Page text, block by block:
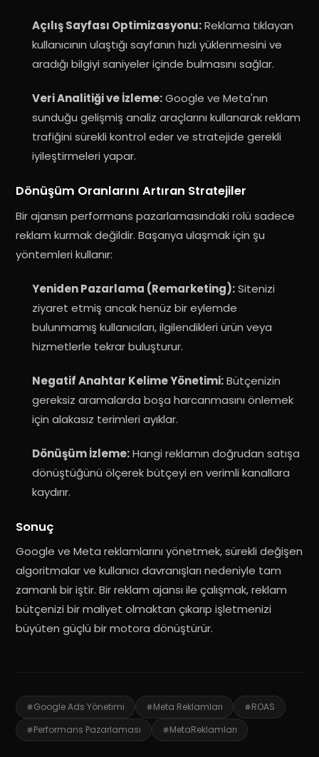
Açılış Sayfası Optimizasyonu:Reklama tıklayan
kullanıcının ulaştığı sayfanın hızlı yüklenmesini ve
aradığı bilgiyi saniyeler içinde bulmasını sağlar.
Veri Analitiği ve İzleme:Google ve Meta'nın
sunduğu gelişmiş analiz araçlarını kullanarak reklam
trafiğini sürekli kontrol eder ve stratejide gerekli
iyileştirmeleri yapar.
Dönüşüm Oranlarını Artıran Stratejiler
Bir ajansın performans pazarlamasındaki rolü sadece
reklam kurmak değildir. Başarıya ulaşmak için şu
yöntemleri kullanır:
Yeniden Pazarlama (Remarketing):Sitenizi
ziyaret etmiş ancak henüz bir eylemde
bulunmamış kullanıcıları, ilgilendikleri ürün veya
hizmetlerle tekrar buluşturur.
Negatif Anahtar Kelime Yönetimi:Bütçenizin
gereksiz aramalarda boşa harcanmasını önlemek
için alakasız terimleri ayıklar.
Dönüşüm İzleme:Hangi reklamın doğrudan satışa
dönüştüğünü ölçerek bütçeyi en verimli kanallara
kaydırır.
Sonuç
Google ve Meta reklamlarını yönetmek, sürekli değişen
algoritmalar ve kullanıcı davranışları nedeniyle tam
zamanlı bir iştir. Bir reklam ajansı ile çalışmak, reklam
bütçenizi bir maliyet olmaktan çıkarıp işletmenizi
büyüten güçlü bir motora dönüştürür.
Google Ads Yönetimi Meta Reklamları
ROAS
Performans Pazarlaması
MetaReklamları